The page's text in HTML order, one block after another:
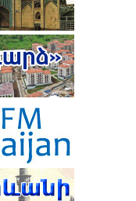
ՀԱՏՎԱԾԻ
Է ՔՆՆԵԼ ՀԱՅ
ՍԱՀԻԲԱ
Է